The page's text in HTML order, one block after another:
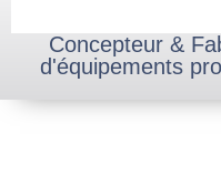
Concepteur &
d'équipements